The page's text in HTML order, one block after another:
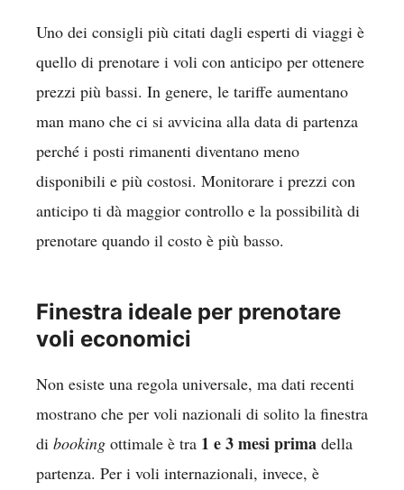
Uno dei consigli più citati dagli esperti di viaggi è
quello di prenotare i voli con anticipo per ottenere
prezzi più bassi. In genere, le tariffe aumentano
man mano che ci si avvicina alla data di partenza
perché i posti rimanenti diventano meno
disponibili e più costosi. Monitorare i prezzi con
anticipo ti dà maggior controllo e la possibilità di
prenotare quando il costo è più basso.
Finestra ideale per prenotare
voli economici
Non esiste una regola universale, ma dati recenti
mostrano che per voli nazionali di solito la finestra
di booking ottimale è tra 1 e 3 mesi prima della
partenza. Per i voli internazionali, invece, è